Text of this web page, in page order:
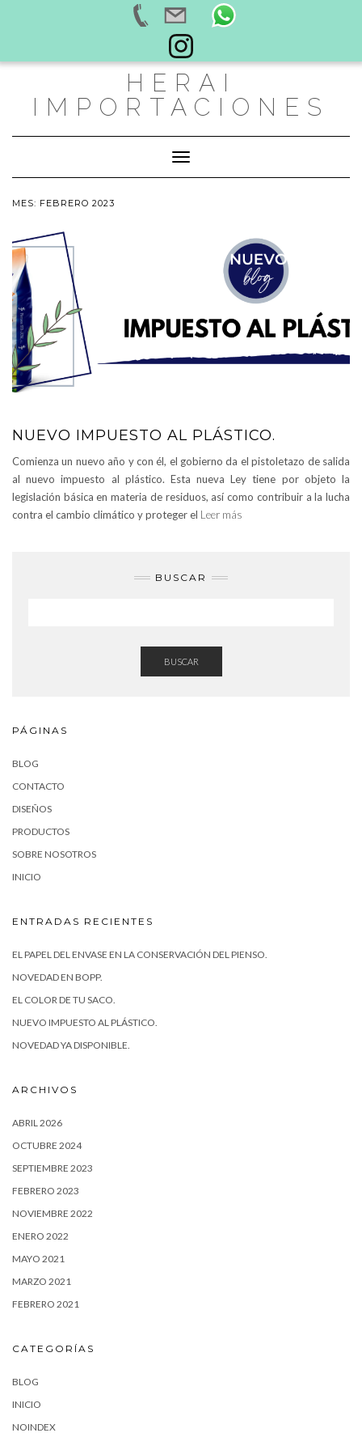
Saltar
contenido
HERAI
IMPORTACIONES
Cambiar modo de navegación
MES: FEBRERO 2023
NUEVO IMPUESTO AL PLÁSTICO.
Comienza un nuevo año y con él, el gobierno da el pistoletazo de salida
al nuevo impuesto al plástico. Esta nueva Ley tiene por objeto la
legislación básica en materia de residuos, así como contribuir a la lucha
contra el cambio climático y proteger el Leer más
BUSCAR
BUSCAR
PÁGINAS
BLOG
CONTACTO
DISEÑOS
PRODUCTOS
SOBRE NOSOTROS
INICIO
ENTRADAS RECIENTES
EL PAPEL DEL ENVASE EN LA CONSERVACIÓN DEL PIENSO.
NOVEDAD EN BOPP.
EL COLOR DE TU SACO.
NUEVO IMPUESTO AL PLÁSTICO.
NOVEDAD YA DISPONIBLE.
ARCHIVOS
ABRIL 2026
OCTUBRE 2024
SEPTIEMBRE 2023
FEBRERO 2023
NOVIEMBRE 2022
ENERO 2022
MAYO 2021
MARZO 2021
FEBRERO 2021
CATEGORÍAS
BLOG
INICIO
NOINDEX